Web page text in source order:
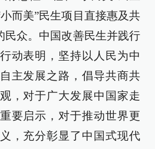
而美”民生项目直接惠及共
民众。中国改善民生并践行
动表明，坚持以人民为中
主发展之路，倡导共商共
，对于广大发展中国家走
要启示，对于推动世界更
，充分彰显了中国式现代